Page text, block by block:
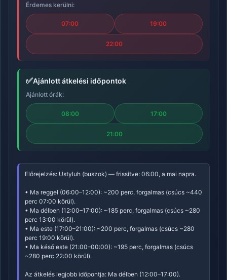
Érdemes kerülni:
07:00 19:00
22:00
✅Ajánlott átkelési időpontok
Ajánlott órák:
08:00 17:00
21:00
Előrejelzés: Ustyluh (buszok) — frissítve: 06:00, a mai napra.
• Ma reggel (06:00–12:00): ~200 perc, forgalmas (csúcs ~440
perc 07:00 körül).
• Ma délben (12:00–17:00): ~185 perc, forgalmas (csúcs ~280
perc 13:00 körül).
• Ma este (17:00–21:00): ~200 perc, forgalmas (csúcs ~280
perc 19:00 körül).
• Ma késő este (21:00–00:00): ~195 perc, forgalmas (csúcs
~280 perc 22:00 körül).
Az átkelés legjobb időpontja: Ma délben (12:00–17:00).